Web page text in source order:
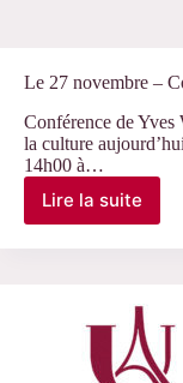
Le 27 novembre –
Conférence de Yves
la culture
14h00 à…
Lire la suite
Le
Conférence
de
Yves
Winkin